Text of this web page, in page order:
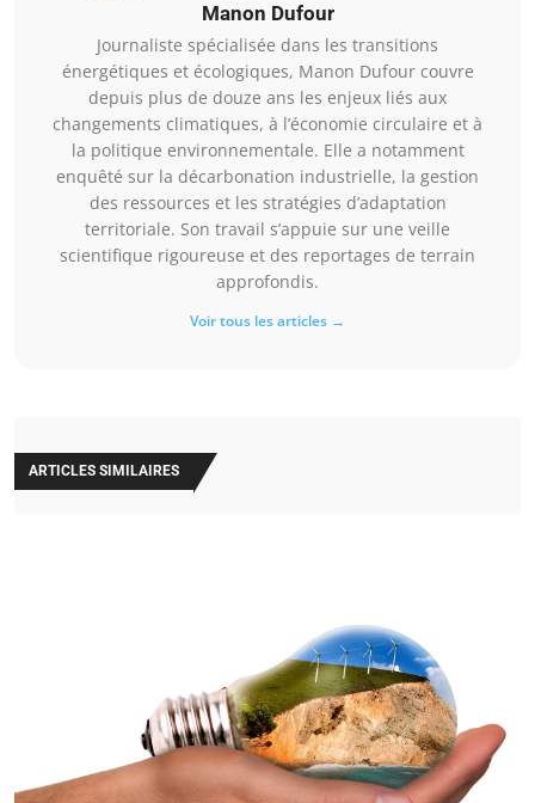
Manon Dufour
Journaliste spécialisée dans les transitions
énergétiques et écologiques, Manon Dufour couvre
depuis plus de douze ans les enjeux liés aux
changements climatiques, à l’économie circulaire et à
la politique environnementale. Elle a notamment
enquêté sur la décarbonation industrielle, la gestion
des ressources et les stratégies d’adaptation
territoriale. Son travail s’appuie sur une veille
scientifique rigoureuse et des reportages de terrain
approfondis.
Voir tous les articles →
ARTICLES SIMILAIRES